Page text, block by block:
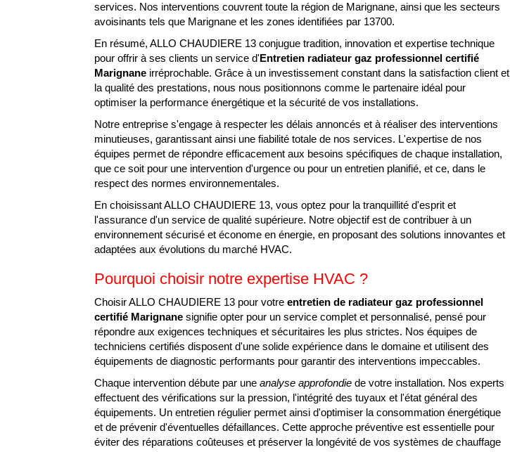
services. Nos interventions couvrent toute la région de Marignane, ainsi que les secteurs
avoisinants tels que Marignane et les zones identifiées par 13700.
En résumé, ALLO CHAUDIERE 13 conjugue tradition, innovation et expertise technique
pour offrir à ses clients un service d'Entretien radiateur gaz professionnel certifié
Marignane irréprochable. Grâce à un investissement constant dans la satisfaction client et
la qualité des prestations, nous nous positionnons comme le partenaire idéal pour
optimiser la performance énergétique et la sécurité de vos installations.
Notre entreprise s'engage à respecter les délais annoncés et à réaliser des interventions
minutieuses, garantissant ainsi une fiabilité totale de nos services. L'expertise de nos
équipes permet de répondre efficacement aux besoins spécifiques de chaque installation,
que ce soit pour une intervention d'urgence ou pour un entretien planifié, et ce, dans le
respect des normes environnementales.
En choisissant ALLO CHAUDIERE 13, vous optez pour la tranquillité d'esprit et
l'assurance d'un service de qualité supérieure. Notre objectif est de contribuer à un
environnement sécurisé et économe en énergie, en proposant des solutions innovantes et
adaptées aux évolutions du marché HVAC.
Pourquoi choisir notre expertise HVAC ?
Choisir ALLO CHAUDIERE 13 pour votreentretien de radiateur gaz professionnel
certifié Marignane signifie opter pour un service complet et personnalisé, pensé pour
répondre aux exigences techniques et sécuritaires les plus strictes. Nos équipes de
techniciens certifiés disposent d'une solide expérience dans le domaine et utilisent des
équipements de diagnostic performants pour garantir des interventions impeccables.
Chaque intervention débute par uneanalyse approfondie de votre installation. Nos experts
effectuent des vérifications sur la pression, l'intégrité des tuyaux et l'état général des
équipements. Un entretien régulier permet ainsi d'optimiser la consommation énergétique
et de prévenir d'éventuelles défaillances. Cette approche préventive est essentielle pour
éviter des réparations coûteuses et préserver la longévité de vos systèmes de chauffage